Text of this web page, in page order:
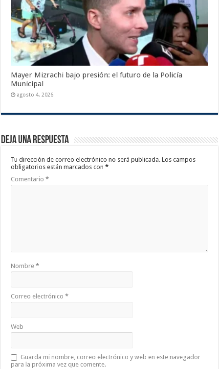
Mayer Mizrachi bajo presión: el futuro de la Policía
Municipal
agosto 4, 2026
Deja una respuesta
Tu dirección de correo electrónico no será publicada. Los campos
obligatorios están marcados con*
Comentario*
Nombre*
Correo electrónico*
Web
Guarda mi nombre, correo electrónico y web en este navegador
para la próxima vez que comente.